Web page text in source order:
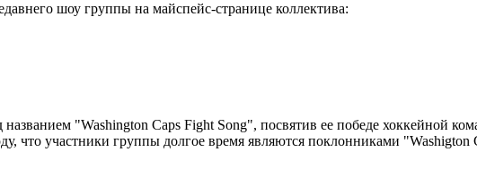
шоу группы на майспейс-странице коллектива:
"Washington Caps Fight Song", посвятив ее победе хоккейной
что участники группы долгое время являются поклонниками